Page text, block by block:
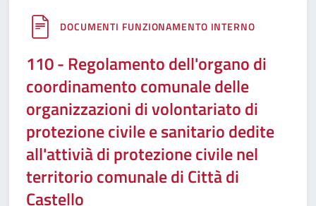
DOCUMENTI FUNZIONAMENTO INTERNO
110 - Regolamento dell'organo di
coordinamento comunale delle
organizzazioni di volontariato di
protezione civile e sanitario dedite
all'attivià di protezione civile nel
territorio comunale di Città di
Castello